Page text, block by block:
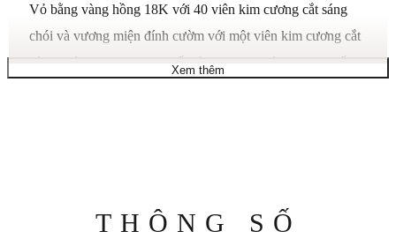
Vỏ bằng vàng hồng 18K với 40 viên kim cương cắt sáng
chói và vương miện đính cườm với một viên kim cương cắt
sáng chói 0,65 carat, mặt số màu bạc, kim hình thanh kiếm
Xem thêm
THÔNG SỐ